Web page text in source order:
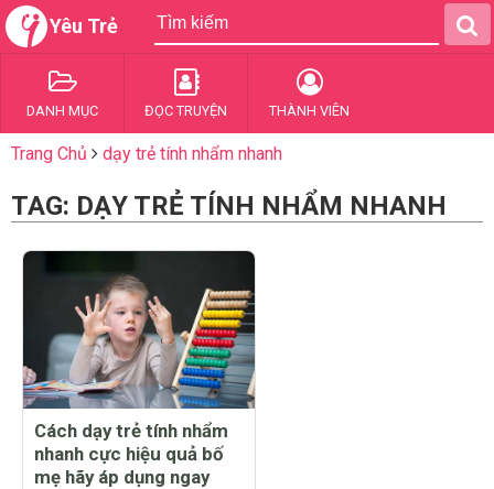
Yêu Trẻ
DANH MỤC ĐỌC TRUYỆN THÀNH VIÊN
Trang Chủ dạy trẻ tính nhẩm nhanh
TAG: DẠY TRẺ TÍNH NHẨM NHANH
Cách dạy trẻ tính nhẩm
nhanh cực hiệu quả bố
mẹ hãy áp dụng ngay